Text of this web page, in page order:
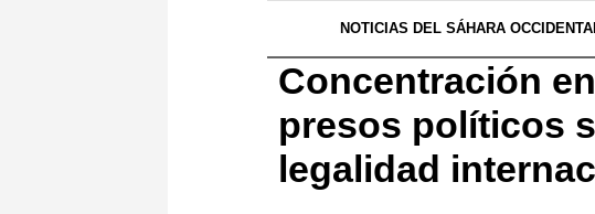
NOTICIAS DEL SÁHARA
Concentración
presos políticos
legalidad